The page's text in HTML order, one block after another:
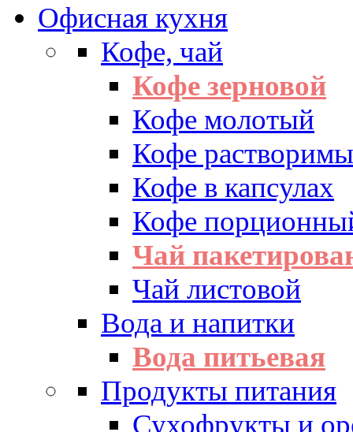
Офисная кухня
Кофе, чай
Кофе зерновой
Кофе молотый
Кофе
Кофе в капсулах
Кофе
Чай
Чай листовой
Вода и напитки
Вода питьевая
Продукты питания
Сухофрукты и